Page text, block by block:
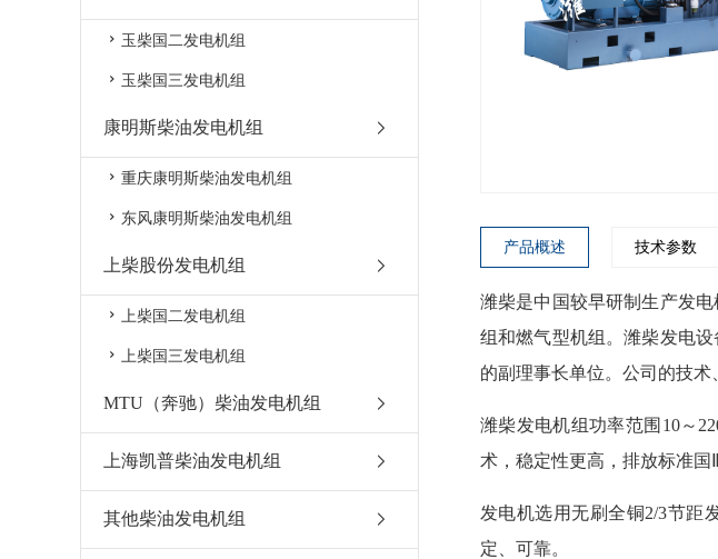
玉柴国二发电机组
玉柴国三发电机组
康明斯柴油发电机组
重庆康明斯柴油发电机组
东风康明斯柴油发电机组
上柴股份发电机组
上柴国二发电机组
上柴国三发电机组
MTU（奔驰）柴油发电机组
上海凯普柴油发电机组
其他柴油发电机组
产品概述 技术参数
潍柴是中国较早研制生产发
组和燃气型机组。潍柴发电
的副理事长单位。公司的技
潍柴发电机组功率范围10～
术，稳定性更高，排放标准国
发电机选用无刷全铜2/3节距
定、可靠。